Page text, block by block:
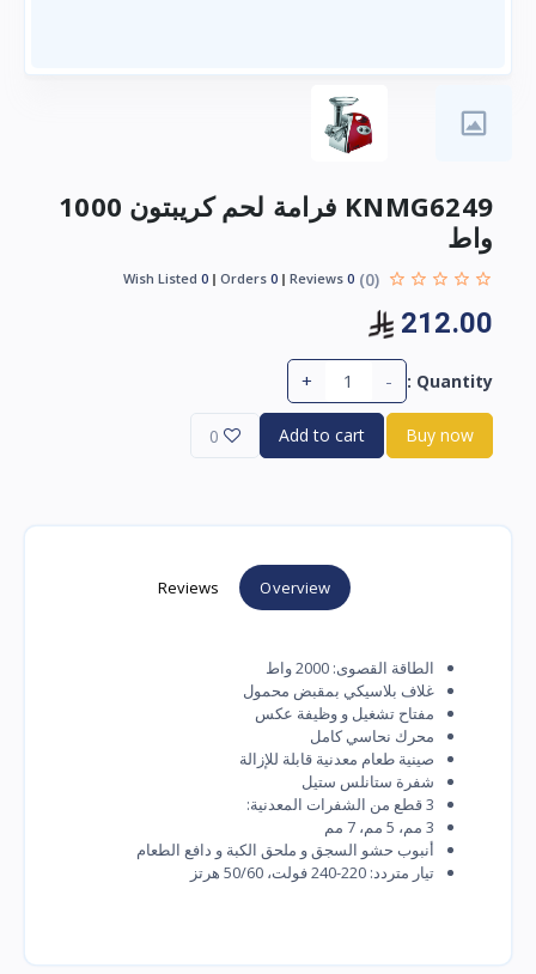
KNMG6249 فرامة لحم كريبتون 1000
واط
(0)
0
0
0
212.00
Quantity :
-
+
Buy now
Add to cart
0
Overview
Reviews
الطاقة القصوى: 2000 واط
غلاف بلاسيكي بمقبض محمول
مفتاح تشغيل و وظيفة عكس
محرك نحاسي كامل
صينية طعام معدنية قابلة للإزالة
شفرة ستانلس ستيل
3 قطع من الشفرات المعدنية:
3 مم، 5 مم، 7 مم
أنبوب حشو السجق و ملحق الكبة و دافع الطعام
تيار متردد: 220-240 فولت، 50/60 هرتز